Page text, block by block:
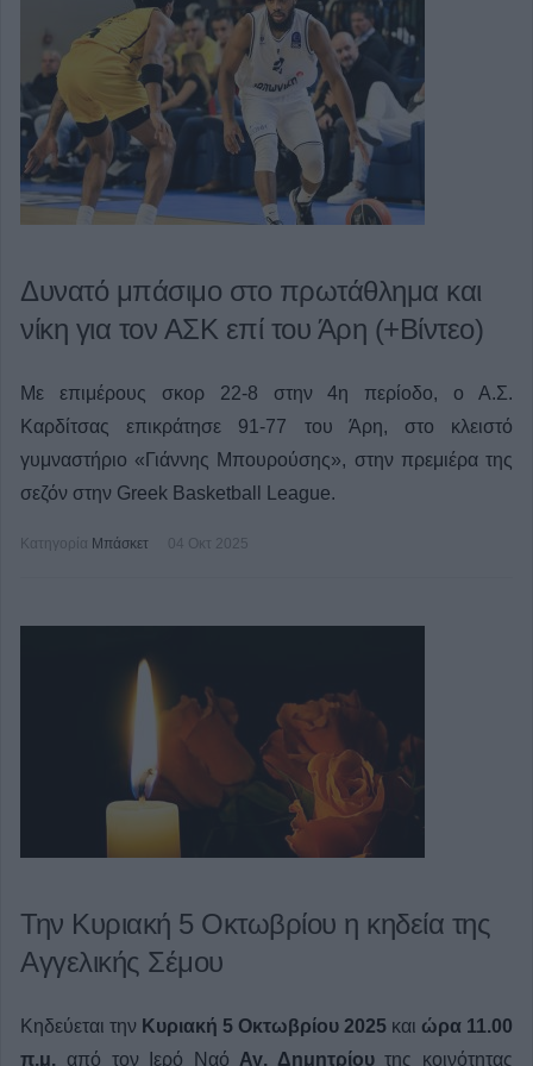
Δυνατό μπάσιμο στο πρωτάθλημα και
νίκη για τον ΑΣΚ επί του Άρη (+Βίντεο)
Με επιμέρους σκορ 22-8 στην 4η περίοδο, ο Α.Σ.
Καρδίτσας επικράτησε 91-77 του Άρη, στο κλειστό
γυμναστήριο « Γιάννης Μπουρούσης», στην πρεμιέρα της
σεζόν στην Greek Basketball League.
Κατηγορία Μπάσκετ 04 Οκτ 2025
Την Κυριακή 5 Οκτωβρίου η κηδεία της
Αγγελικής Σέμου
Κηδεύεται την Κυριακή 5 Οκτωβρίου 2025 και ώρα 11.00
π.μ. από τον Ιερό Ναό Αγ. Δημητρίουτης κοινότητας